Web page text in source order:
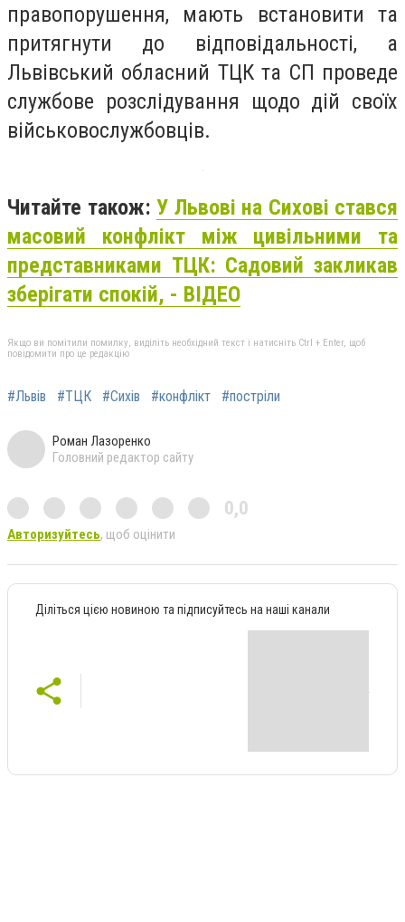
правопорушення, мають встановити та
притягнути до відповідальності, а
Львівський обласний ТЦК та СП проведе
службове розслідування щодо дій своїх
військовослужбовців.
Читайте також: У Львові на Сихові стався
масовий конфлікт між цивільними та
представниками ТЦК: Садовий закликав
зберігати спокій, - ВІДЕО
Якщо ви помітили помилку, виділіть необхідний текст і натисніть Ctrl + Enter, щоб
повідомити про це редакцію
#Львів #ТЦК #Сихів #конфлікт #постріли
Роман Лазоренко
Головний редактор сайту
0,0
Авторизуйтесь, щоб оцінити
Діліться цією новиною та підписуйтесь на наші канали